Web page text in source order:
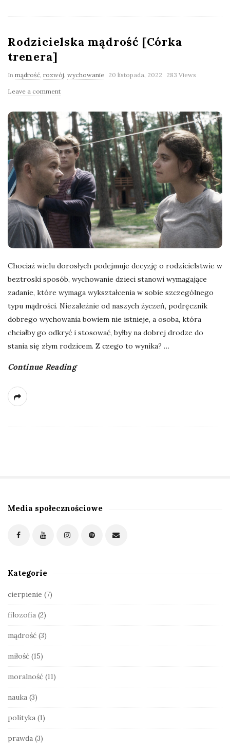
Rodzicielska mądrość [Córka
trenera]
In mądrość, rozwój, wychowanie 20 listopada, 2022 283 Views
Leave a comment
Chociaż wielu dorosłych podejmuje decyzję o rodzicielstwie w
beztroski sposób, wychowanie dzieci stanowi wymagające
zadanie, które wymaga wykształcenia w sobie szczególnego
typu mądrości. Niezależnie od naszych życzeń, podręcznik
dobrego wychowania bowiem nie istnieje, a osoba, która
chciałby go odkryć i stosować, byłby na dobrej drodze do
stania się złym rodzicem. Z czego to wynika? …
Continue Reading
S
d
a
Media społecznościowe
Kategorie
cierpienie (7)
filozofia (2)
mądrość (3)
miłość (15)
moralność (11)
nauka (3)
polityka (1)
prawda (3)